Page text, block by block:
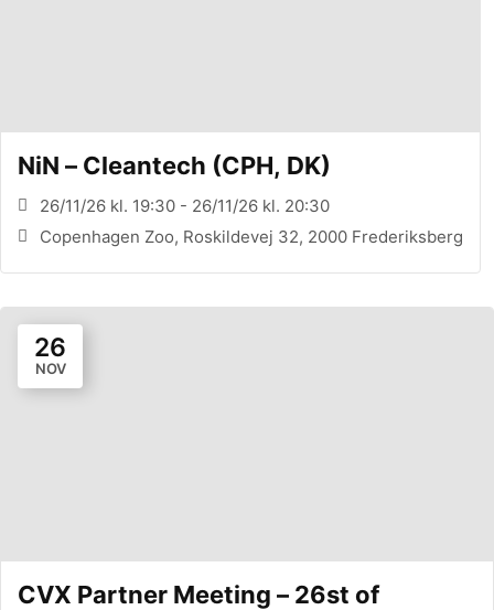
NiN – Cleantech (CPH, DK)
26/11/26 kl. 19:30 - 26/11/26 kl. 20:30
Copenhagen Zoo, Roskildevej 32, 2000 Frederiksberg
26
NOV
CVX Partner Meeting – 26st of